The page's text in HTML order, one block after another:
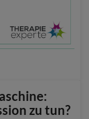
zu tun?